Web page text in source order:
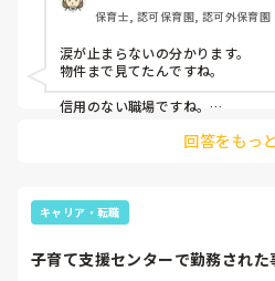
保育士, 認可保育園, 認可外保育園
涙が止まらないの分かります。
物件まで見てたんですね。
信用のない職場ですね。
前向きにいきましょう！回答をもっ
キャリア・転職
子育て支援センターで勤務された